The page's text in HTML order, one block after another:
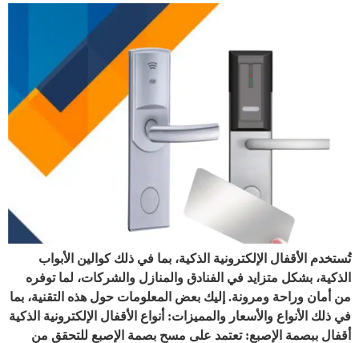
تُستخدم الأقفال الإلكترونية الذكية، بما في ذلك كوالين الأبواب
الذكية، بشكل متزايد في الفنادق والمنازل والشركات، لما توفره
من أمان وراحة ومرونة. إليك بعض المعلومات حول هذه التقنية، بما
في ذلك الأنواع والأسعار والمميزات: أنواع الأقفال الإلكترونية الذكية
أقفال ببصمة الإصبع: تعتمد على مسح بصمة الإصبع للتحقق من